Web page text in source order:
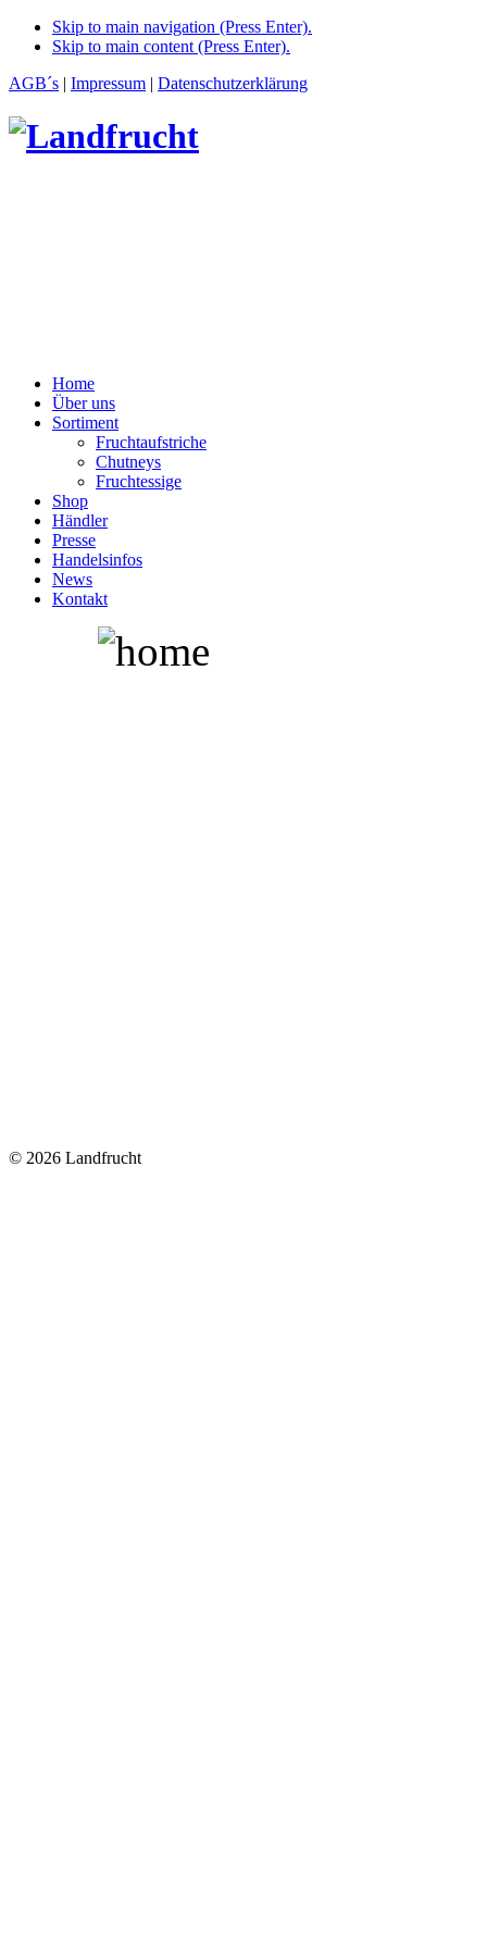
Skip to main navigation (Press Enter).
Skip to main content (Press Enter).
AGB´s | Impressum | Datenschutzerklärung
Home
Über uns
Sortiment
Fruchtaufstriche
Chutneys
Fruchtessige
Shop
Händler
Presse
Handelsinfos
News
Kontakt
© 2026 Landfrucht